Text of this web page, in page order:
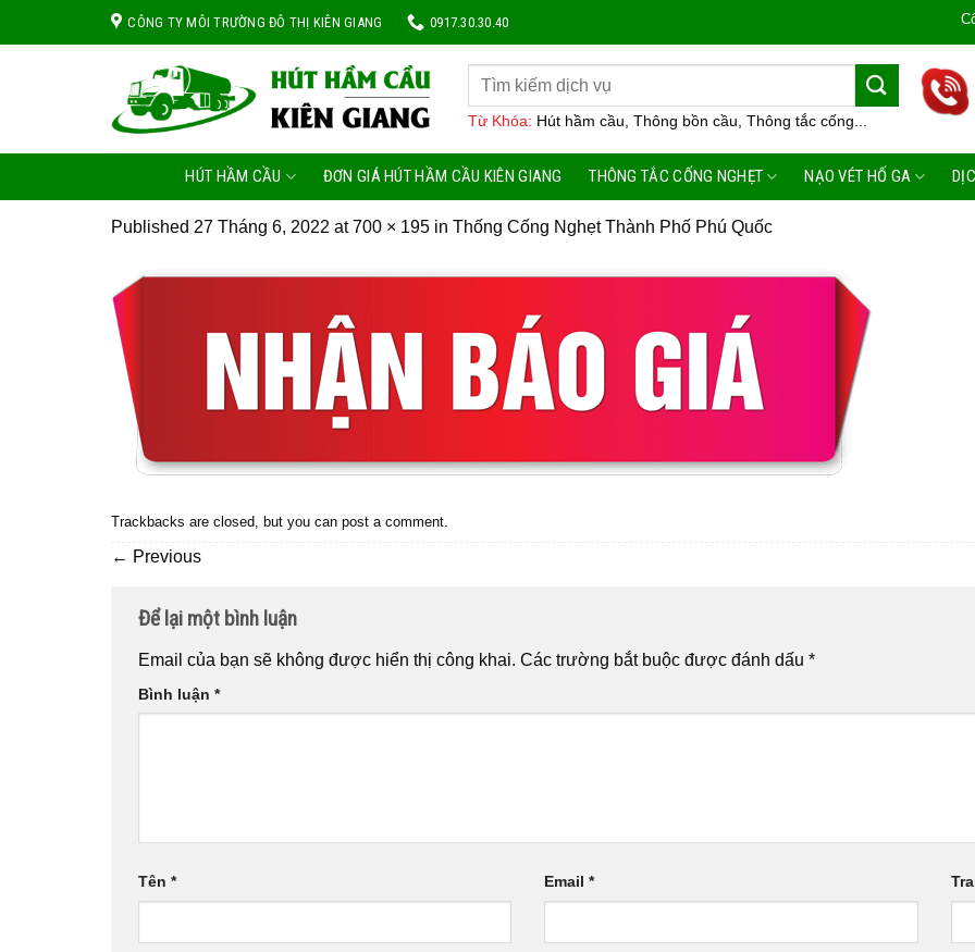
CÔNG TY MÔI TRƯỜNG ĐÔ THỊ KIÊN GIANG 0917.30.30.40 Công Ty
Từ Khóa: Hút hầm cầu, Thông bồn cầu, Thông tắc cống...
HÚT HẦM CẦU ĐƠN GIÁ HÚT HẦM CẦU KIÊN GIANG THÔNG TẮC CỐNG NGHẸT NẠO VÉT HỐ GA
Published 27 Tháng 6, 2022 at700 × 195 in Thống Cống Nghẹt Thành Phố Phú Quốc
Trackbacks are closed, but you can post a comment.
← Previous
Để lại một bình luận
Email của bạn sẽ không được hiển thị công khai. Các trường bắt buộc được đánh dấu *
Bình luận *
Tên * Email*